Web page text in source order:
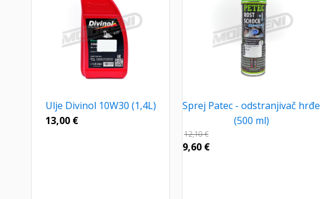
Ulje Divinol 10W30 (1,4L)
13,00 €
Sprej Patec - odstranjivač hrđe
(500 ml)
12,10€
9,60 €